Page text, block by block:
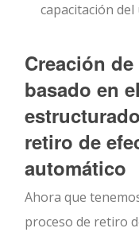
capacitación del
Creación
basado en
retiro de
automático
Ahora que
proceso de retiro